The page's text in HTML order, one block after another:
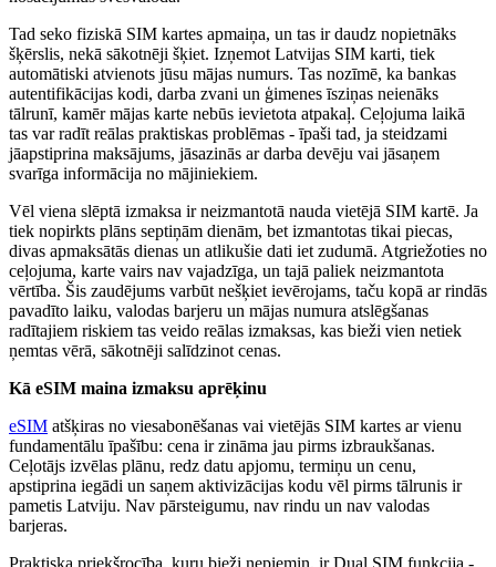
Tad seko fiziskā SIM kartes apmaiņa, un tas ir daudz nopietnāks
šķērslis, nekā sākotnēji šķiet. Izņemot Latvijas SIM karti, tiek
automātiski atvienots jūsu mājas numurs. Tas nozīmē, ka bankas
autentifikācijas kodi, darba zvani un ģimenes īsziņas neienāks
tālrunī, kamēr mājas karte nebūs ievietota atpakaļ. Ceļojuma laikā
tas var radīt reālas praktiskas problēmas - īpaši tad, ja steidzami
jāapstiprina maksājums, jāsazinās ar darba devēju vai jāsaņem
svarīga informācija no mājiniekiem.
Vēl viena slēptā izmaksa ir neizmantotā nauda vietējā SIM kartē. Ja
tiek nopirkts plāns septiņām dienām, bet izmantotas tikai piecas,
divas apmaksātās dienas un atlikušie dati iet zudumā. Atgriežoties no
ceļojuma, karte vairs nav vajadzīga, un tajā paliek neizmantota
vērtība. Šis zaudējums varbūt nešķiet ievērojams, taču kopā ar rindās
pavadīto laiku, valodas barjeru un mājas numura atslēgšanas
radītajiem riskiem tas veido reālas izmaksas, kas bieži vien netiek
ņemtas vērā, sākotnēji salīdzinot cenas.
Kā eSIM maina izmaksu aprēķinu
eSIM atšķiras no viesabonēšanas vai vietējās SIM kartes ar vienu
fundamentālu īpašību: cena ir zināma jau pirms izbraukšanas.
Ceļotājs izvēlas plānu, redz datu apjomu, termiņu un cenu,
apstiprina iegādi un saņem aktivizācijas kodu vēl pirms tālrunis ir
pametis Latviju. Nav pārsteigumu, nav rindu un nav valodas
barjeras.
Praktiska priekšrocība, kuru bieži nepiemin, ir Dual SIM funkcija -